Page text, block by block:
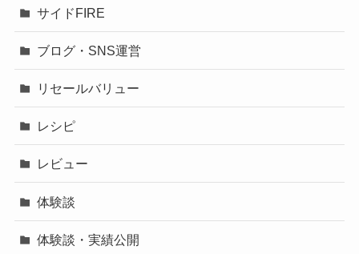
サイドFIRE
ブログ・SNS運営
リセールバリュー
レシピ
レビュー
体験談
体験談・実績公開